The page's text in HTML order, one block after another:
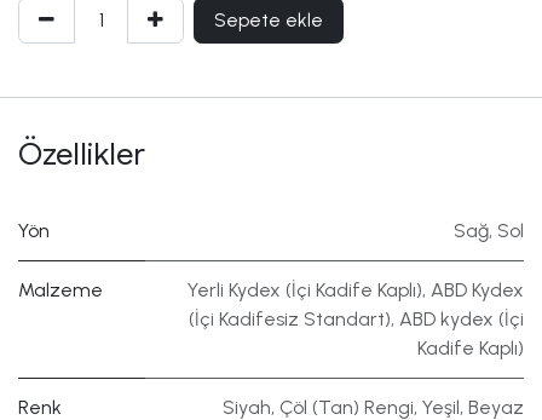
Sepete ekle
Özellikler
Yön Sağ, Sol
Malzeme Yerli Kydex (İçi Kadife Kaplı), ABD Kydex
(İçi Kadifesiz Standart), ABD kydex (İçi
Kadife Kaplı)
Renk Siyah, Çöl (Tan) Rengi, Yeşil, Beyaz